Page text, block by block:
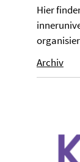
Hier
Archiv